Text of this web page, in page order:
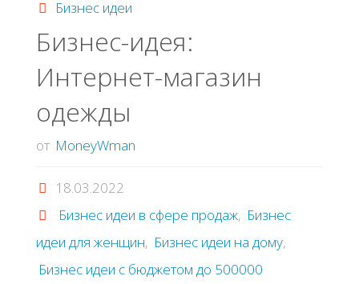
и
месяц
Бизнес идеи
Бизнес-идея:
Интернет-магазин
одежды
от MoneyWman
18.03.2022
Бизнес идеи в сфере продаж, Бизнес
идеи для женщин, Бизнес идеи на дому,
Бизнес идеи с бюджетом до 500000